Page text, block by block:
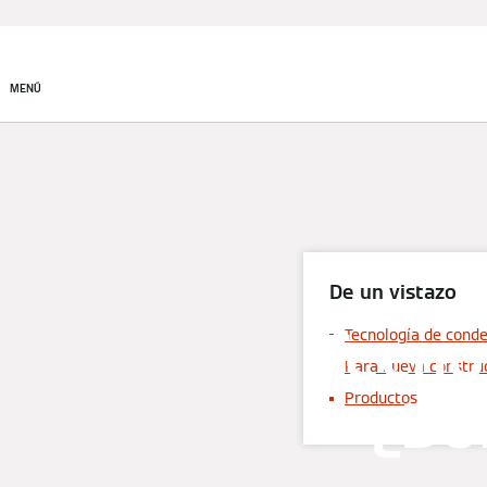
MENÚ
De un vistazo
Tecnología de
Para nueva
Productos